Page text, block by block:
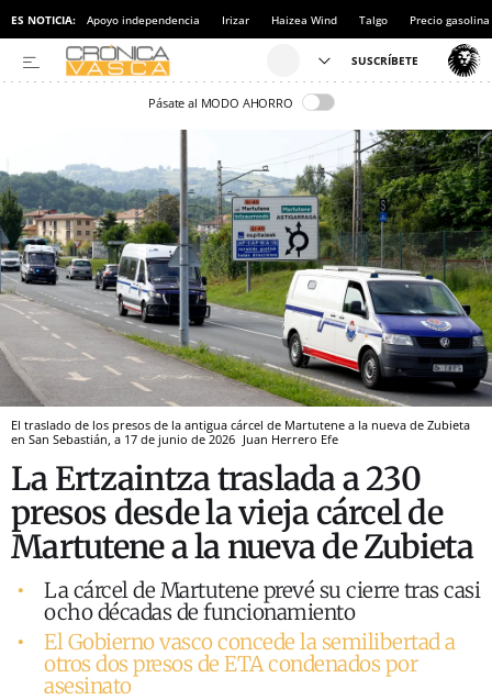
ES NOTICIA: Apoyo independencia Irizar Haizea Wind Talgo Precio gasolina
Pásate al MODO AHORRO
El traslado de los presos de la antigua cárcel de Martutene a la nueva de Zubieta
en San Sebastián, a 17 de junio de 2026 Juan Herrero Efe
La Ertzaintza traslada a 230
presos desde la vieja cárcel de
Martutene a la nueva de Zubieta
La cárcel de Martutene prevé su cierre tras casi
ocho décadas de funcionamiento
El Gobierno vasco concede la semilibertad a
otros dos presos de ETA condenados por
asesinato